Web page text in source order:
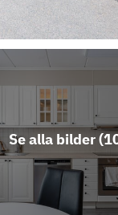
Se alla bilder (